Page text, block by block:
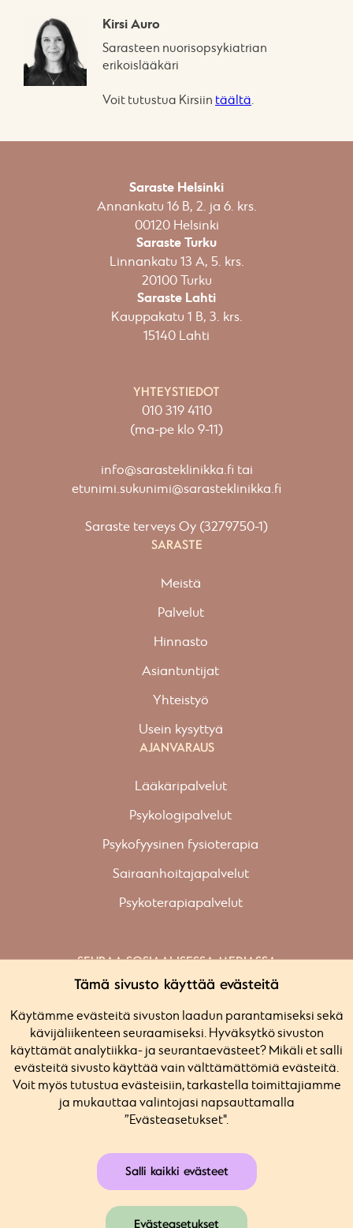
Tämä sivusto käyttää evästeitä
Käytämme evästeitä sivuston laadun parantamiseksi sekä
kävijäliikenteen seuraamiseksi. Hyväksytkö sivuston
käyttämät analytiikka- ja seurantaevästeet? Mikäli et salli
evästeitä sivusto käyttää vain välttämättömiä evästeitä.
Voit myös tutustua evästeisiin, tarkastella toimittajiamme
ja mukauttaa valintojasi napsauttamalla
”Evästeasetukset".
Salli kaikki evästeet
Evästeasetukset
Kirsi Auro
Sarasteen nuorisopsykiatrian
erikoislääkäri
Voit tutustua Kirsiin täältä.
Saraste Helsinki
Annankatu 16 B, 2. ja 6. krs.
00120 Helsinki​
Saraste Turku
Linnankatu 13 A, 5. krs.
20100 Turku
Saraste Lahti
Kauppakatu 1 B, 3. krs.
15140 Lahti
YHTEYSTIEDOT
010 319 4110
(ma-pe klo 9-11)
info@sarasteklinikka.fi tai
etunimi.sukunimi@sarasteklinikka.fi
Saraste terveys Oy (3279750-1)
SARASTE
Meistä
Palvelut
Hinnasto
Asiantuntijat
Yhteistyö
Usein kysyttyä
AJANVARAUS
Lääkäripalvelut
Psykologipalvelut
Psykofyysinen fysioterapia
Sairaanhoitajapalvelut
Psykoterapiapalvelut
SEURAA SOSIAALISESSA MEDIASSA
Facebook
Linkedin
Tietosuojaseloste
Evästeasetukset
Yleiset ehdot